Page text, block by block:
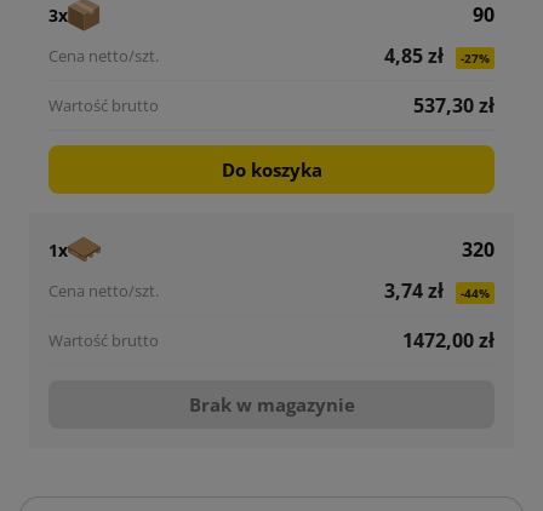
3x
90
4,85 zł
-27%
537,30 zł
Do koszyka
1x
320
3,74 zł
-44%
1472,00 zł
Brak w magazynie